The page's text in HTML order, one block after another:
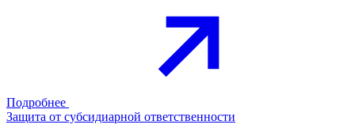
Подробнее
Защита от субсидиарной ответственности